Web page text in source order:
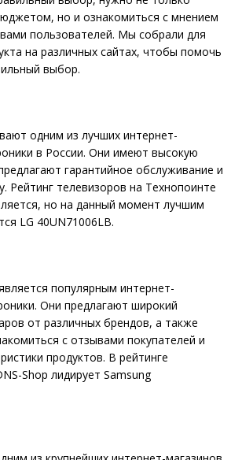
но и ознакомиться с мнением
пользователей. Мы собрали для
на различных сайтах, чтобы помочь
выбор.
одним из лучших интернет-
в России. Они имеют высокую
гарантийное обслуживание и
Рейтинг телевизоров на Технопоинте
но на данный момент лучшим
LG 40UN71006LB.
популярным интернет-
Они предлагают широкий
от различных брендов, а также
с отзывами покупателей и
продуктов. В рейтинге
Shop лидирует Samsung